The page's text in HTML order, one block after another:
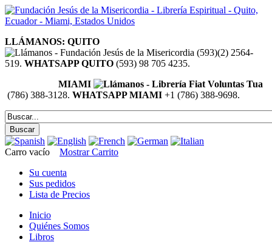
LLÁMANOS: QUITO
(593)(2) 2564-
519. WHATSAPP QUITO (593) 98 705 4235.
MIAMI
(786) 388-3128. WHATSAPP MIAMI +1 (786) 388-9698.
Carro vacío
Mostrar Carrito
Su cuenta
Sus pedidos
Lista de Precios
Inicio
Quiénes Somos
Libros